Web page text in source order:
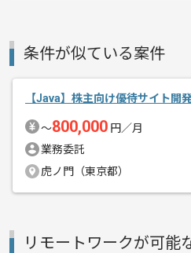
条件が似ている案件
【Java】株主向け優待サイト開
〜800,000 円／月
業務委託
虎ノ門（東京都）
リモートワークが可能